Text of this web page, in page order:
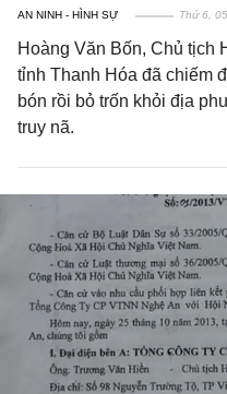
AN NINH - HÌNH SỰ Thứ 6,
Hoàng Văn Bốn, Chủ tịch
tỉnh Thanh Hóa đã chiếm
bón rồi bỏ trốn khỏi địa
truy nã.